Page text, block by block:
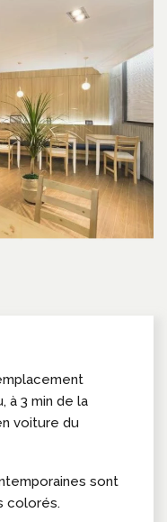
à 3 min de la
voiture du
sont
colorés.